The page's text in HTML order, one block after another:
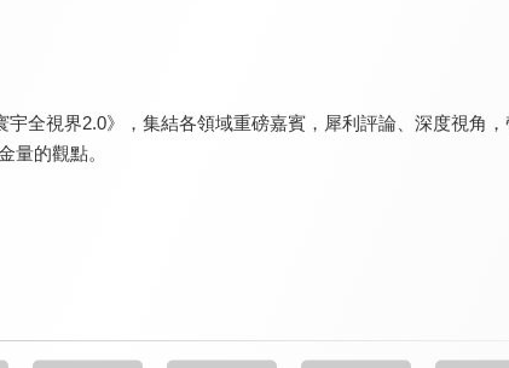
全視界2.0》，集結各領域重磅嘉賓，犀利評論、深度視角，
量的觀點。